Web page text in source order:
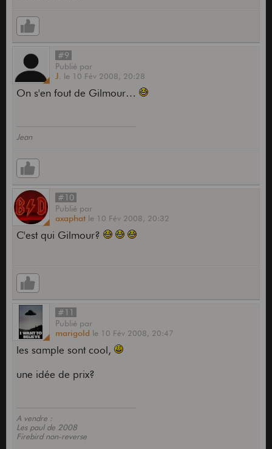
#9
Publié par
J.
le 10 Fév 2008, 20:28
On s'en fout de Gilmour…
Jean
#10
Publié par
axaphat le 10 Fév 2008, 20:32
C'est qui Gilmour?
#11
Publié par
marigold le 10 Fév 2008, 20:47
les sample sont cool,
une idée de prix?
A vendre :
Les paul de 2008
Firebird non-reverse